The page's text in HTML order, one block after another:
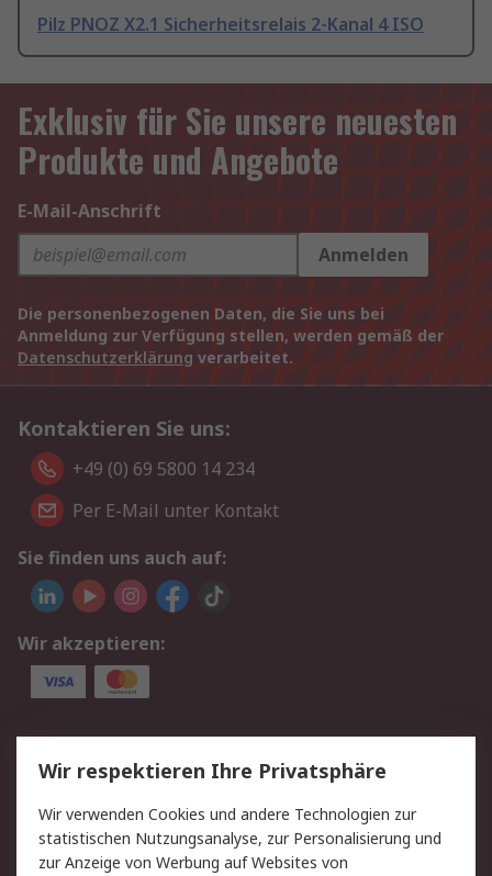
Pilz PNOZ X2.1 Sicherheitsrelais 2-Kanal 4 ISO
Exklusiv für Sie unsere neuesten
Produkte und Angebote
E-Mail-Anschrift
Anmelden
Die personenbezogenen Daten, die Sie uns bei
Anmeldung zur Verfügung stellen, werden gemäß der
Datenschutzerklärung verarbeitet.
Kontaktieren Sie uns:
+49 (0) 69 5800 14 234
Per E-Mail unter Kontakt
Sie finden uns auch auf:
Wir akzeptieren:
Service
Value Added Services
Lieferlösungen
Rücksendungen
Kontakt
Hilfe
Privatkunden
Wir respektieren Ihre Privatsphäre
Wir verwenden Cookies und andere Technologien zur
statistischen Nutzungsanalyse, zur Personalisierung und
zur Anzeige von Werbung auf Websites von